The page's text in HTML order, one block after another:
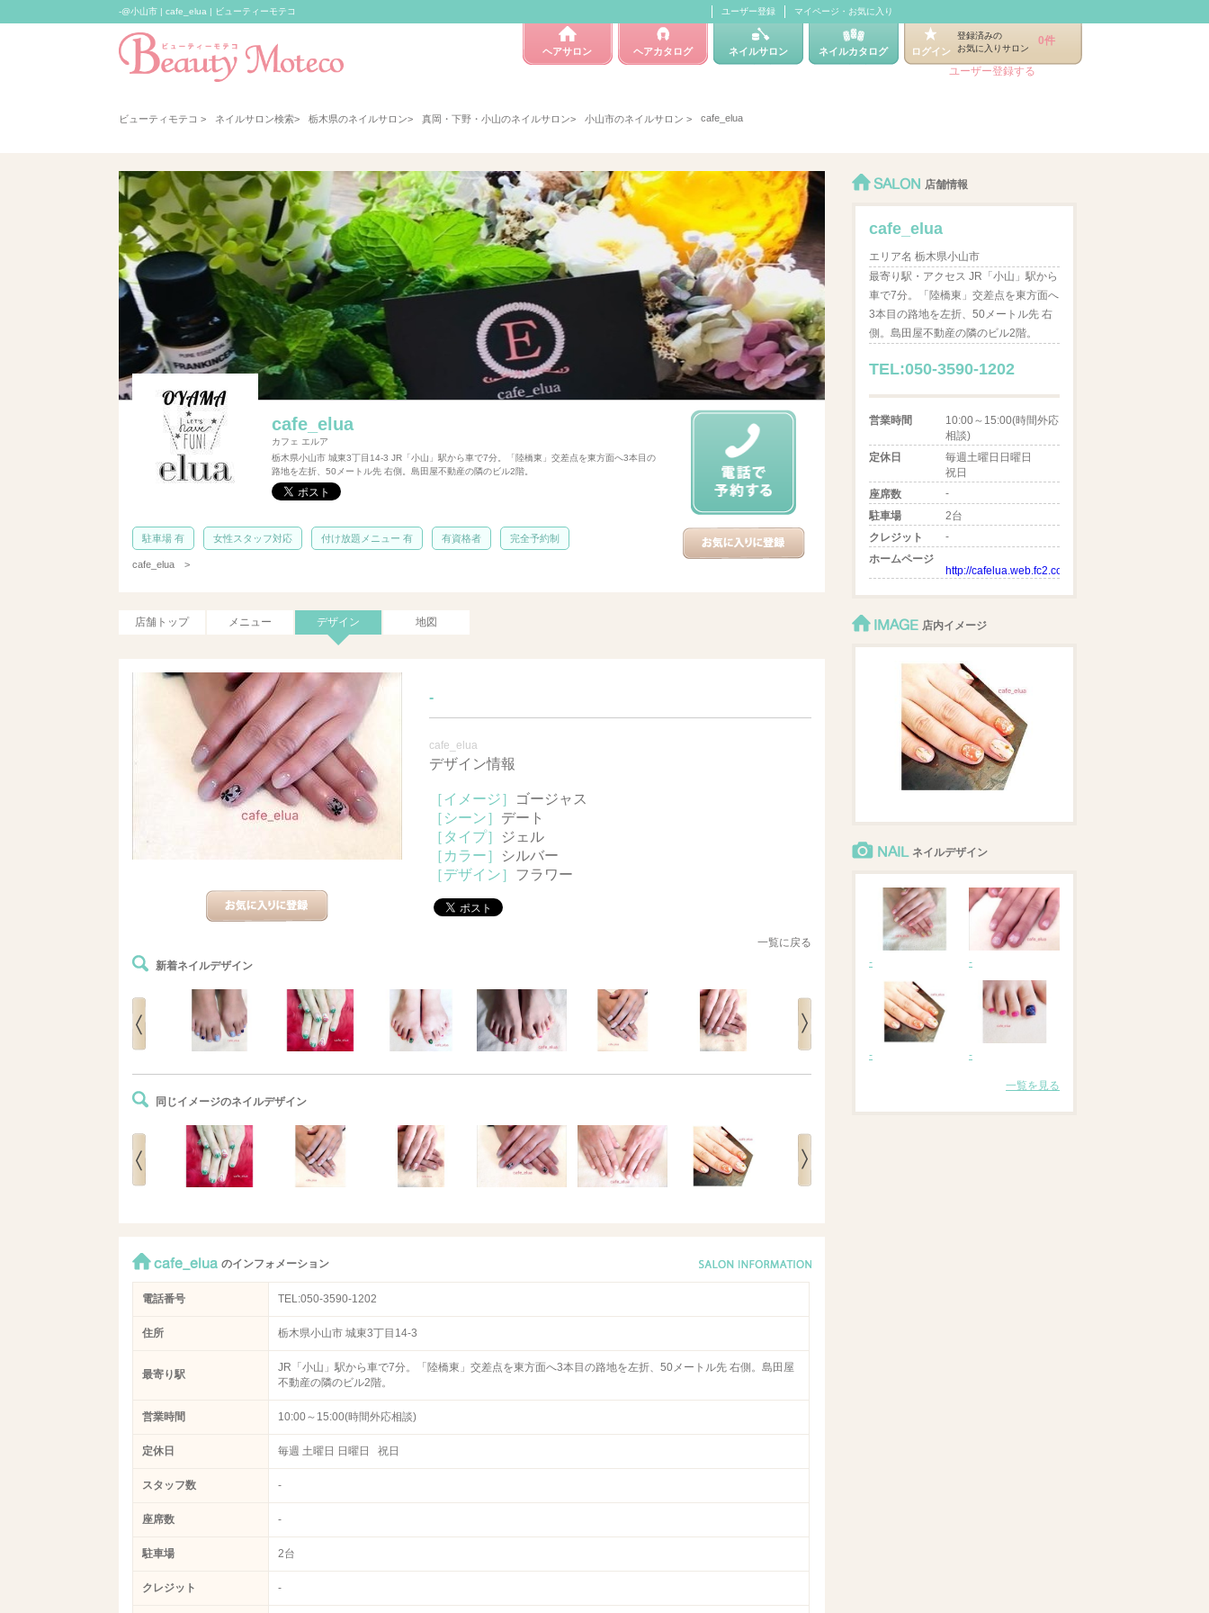
-@小山市 | cafe_elua | ビューティーモテコ ユーザー登録 マイページ・お気に入り
ヘアサロン ヘアカタログ ネイルサロン ネイルカタログ ログイン
登録済みの
お気に入りサロン
0件
ユーザー登録する
ビューティモテコ > ネイルサロン検索> 栃木県のネイルサロン> 真岡・下野・小山のネイルサロン> 小山市のネイルサロン > cafe_elua
cafe_elua
カフェ エルア
栃木県小山市 城東3丁目14-3 JR「小山」駅から車で7分。「陸橋東」交差点を東方面へ3本目の
路地を左折、50メートル先 右側。島田屋不動産の隣のビル2階。
駐車場 有 女性スタッフ対応 付け放題メニュー 有 有資格者 完全予約制
cafe_elua >
店舗トップ メニュー デザイン 地図
-
cafe_elua
デザイン情報
［イメージ］
ゴージャス
［シーン］ デート
［タイプ］
ジェル
［カラー］
シルバー
［デザイン］ フラワー
一覧に戻る
新着ネイルデザイン
同じイメージのネイルデザイン
cafe_elua のインフォメーション
電話番号 TEL:050-3590-1202
住所 栃木県小山市 城東3丁目14-3
最寄り駅
JR「小山」駅から車で7分。「陸橋東」交差点を東方面へ3本目の路地を左折、50メートル先 右側。島田屋
不動産の隣のビル2階。
営業時間 10:00～15:00(時間外応相談)
定休日 毎週 土曜日 日曜日 祝日
スタッフ数 -
座席数 -
駐車場 2台
クレジット -
SALON 店舗情報
cafe_elua
エリア名 栃木県小山市
最寄り駅・アクセス JR「小山」駅から
車で7分。「陸橋東」交差点を東方面へ
3本目の路地を左折、50メートル先 右
側。島田屋不動産の隣のビル2階。
TEL:050-3590-1202
営業時間
10:00～15:00(時間外応
相談)
定休日
毎週土曜日日曜日
祝日
座席数
-
駐車場
2台
クレジット
-
ホームページ
http://cafelua.web.fc2.com/
IMAGE 店内イメージ
NAIL ネイルデザイン
- -
- -
一覧を見る